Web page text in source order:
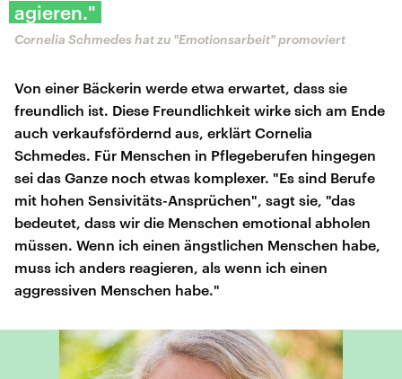
agieren."
Cornelia Schmedes hat zu "Emotionsarbeit" promoviert
Von einer Bäckerin werde etwa erwartet, dass sie
freundlich ist. Diese Freundlichkeit wirke sich am Ende
auch verkaufsfördernd aus, erklärt Cornelia
Schmedes. Für Menschen in Pflegeberufen hingegen
sei das Ganze noch etwas komplexer. "Es sind Berufe
mit hohen Sensivitäts-Ansprüchen", sagt sie, "das
bedeutet, dass wir die Menschen emotional abholen
müssen. Wenn ich einen ängstlichen Menschen habe,
muss ich anders reagieren, als wenn ich einen
aggressiven Menschen habe."